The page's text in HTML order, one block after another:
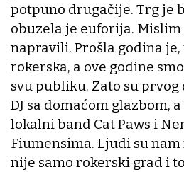
potpuno drugačije. Trg je
obuzela je euforija. Mislim
napravili. Prošla godina
rokerska, a ove godine
svu publiku. Zato su prvog
DJ sa domaćom glazbom,
lokalni band Cat Paws i
Fiumensima. Ljudi su
nije samo rokerski grad i